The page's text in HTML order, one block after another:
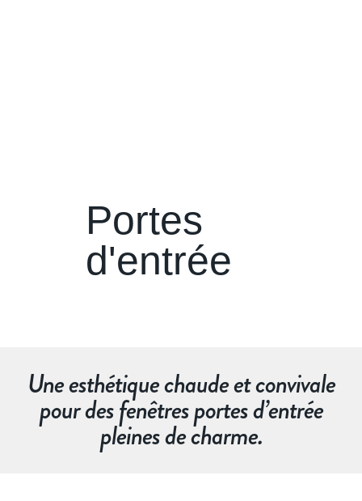
Portes
d'entrée
Une esthétique chaude et convivale
pour des fenêtres portes d’entrée
pleines de charme.